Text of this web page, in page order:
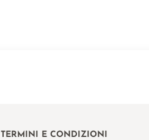
TERMINI E CONDIZIONI